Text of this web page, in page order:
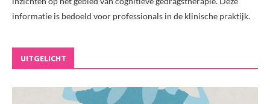
informatie is bedoeld voor professionals in de klinische praktijk.
UITGELICHT